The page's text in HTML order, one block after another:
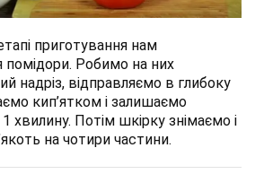
приготування нам
помідори. Робимо на них
надріз, відправляємо в глибоку
кип’ятком і залишаємо
хвилину. Потім шкірку знімаємо і
на чотири частини.